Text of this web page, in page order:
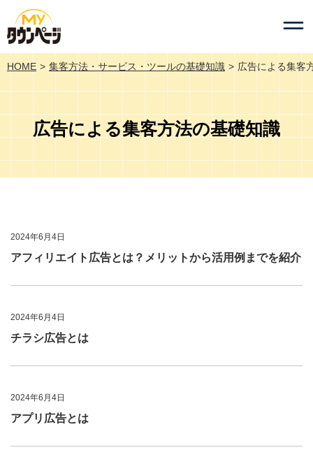
HOME 集客方法・サービス・ツールの基礎知識 広告による集客
広告による集客方法の基礎知識
2024年6月4日
アフィリエイト広告とは？メリットから活用例までを紹介
2024年6月4日
チラシ広告とは
2024年6月4日
アプリ広告とは